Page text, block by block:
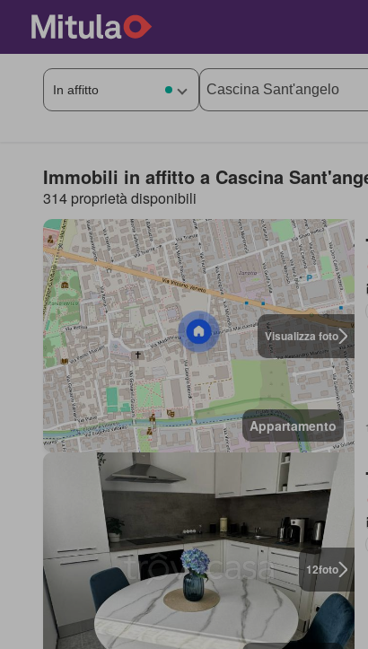
Immobili in affitto a Cascina
314 proprietà disponibili
Visualizza foto
Appartamento
12foto